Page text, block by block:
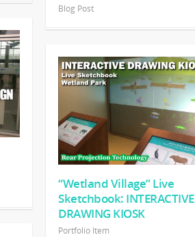
Blog Post
“Wetland Village” Live
Sketchbook: INTERACTIVE
DRAWING KIOSK
Portfolio Item